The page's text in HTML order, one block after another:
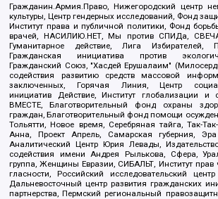
Гражданин.Армия.Право, Нижегородский центр
культуры, Центр гендерных исследований, Фонд
Институт права и публичной политики, Фонд
врачей, НАСИЛИЮ.НЕТ, Мы против СПИДа, СВЕЧА,
Гуманитарное действие, Лига Избирателей,
Гражданская инициатива против
Гражданский Союз, "Хасдей Ерушалаим"
содействия развитию средств массовой
заключенных, Горячая Линия, Центр
инициатив Действие, Институт глобализации и
ВМЕСТЕ, Благотворительный фонд охраны
граждан, Благотворительный фонд помощи
Тольятти, Новое время, Серебряная тайга, Так-
Анна, Проект Апрель, Самарская губерния,
Аналитический Центр Юрия Левады,
содействия имени Андрея Рылькова, Сфера,
группа, Женщины Евразии, СИБАЛЬТ, Институт
гласности, Российский исследовательский
Дальневосточный центр развития гражданских
партнерства, Пермский региональный